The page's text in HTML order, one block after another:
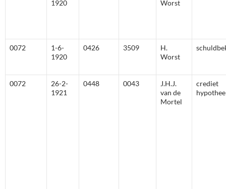
1920 Worst
0072
1-6-
1920
0426 3509
H.
Worst
0072
26-2-
1921
0448 0043
J.H.J.
van de
Mortel
crediet